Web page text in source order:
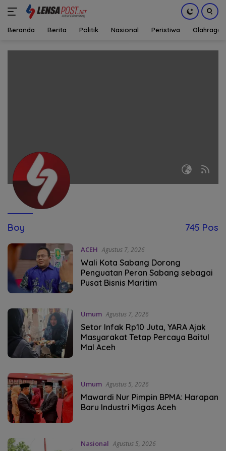
Beranda Berita Politik Nasional Peristiwa Olahraga
Boy 745 Pos
ACEH Agustus 7, 2026
Wali Kota Sabang Dorong
Penguatan Peran Sabang sebagai
Pusat Bisnis Maritim
Umum Agustus 7, 2026
Setor Infak Rp10 Juta, YARA Ajak
Masyarakat Tetap Percaya Baitul
Mal Aceh
Umum Agustus 5, 2026
Mawardi Nur Pimpin BPMA: Harapan
Baru Industri Migas Aceh
Nasional Agustus 5, 2026